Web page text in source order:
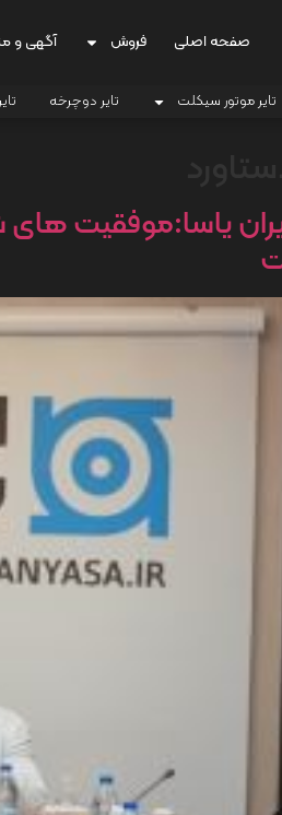
صفحه اصلی فروش آگهی و
تایر موتور سیکلت تایر دوچرخه
یاسا:موفقیت